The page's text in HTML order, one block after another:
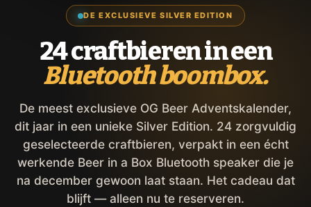
DE EXCLUSIEVE SILVER EDITION
24 craftbieren in een
Bluetooth boombox.
De meest exclusieve OG Beer Adventskalender,
dit jaar in een unieke Silver Edition. 24 zorgvuldig
geselecteerde craftbieren, verpakt in een écht
werkende Beer in a Box Bluetooth speaker die je
na december gewoon laat staan. Het cadeau dat
blijft — alleen nu te reserveren.